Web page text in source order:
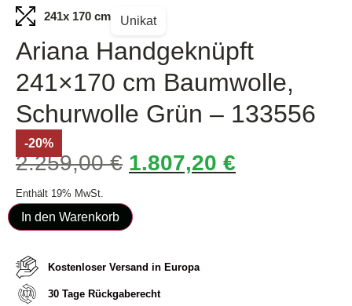
241x 170 cm Unikat
Ariana Handgeknüpft
241×170 cm Baumwolle,
Schurwolle Grün – 133556
-20%
2.259,00€ 1.807,20 €
Enthält 19% MwSt.
In den Warenkorb
Kostenloser Versand in Europa
30 Tage Rückgaberecht